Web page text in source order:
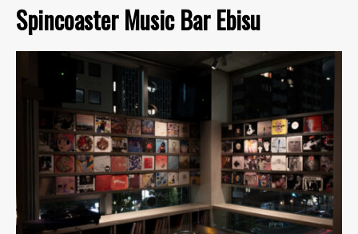
Spincoaster Music Bar Ebisu